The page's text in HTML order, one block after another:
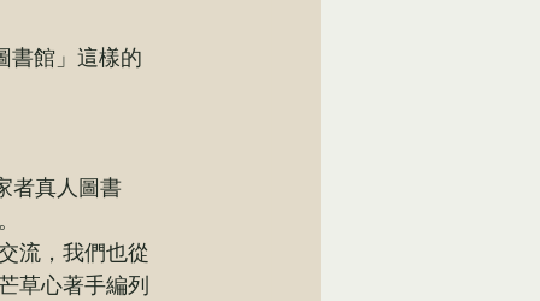
者真人圖書
流，我們也從
草心著手編列